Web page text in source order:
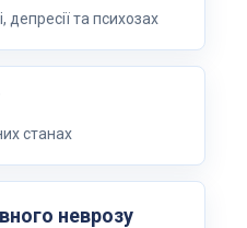
депресії та психозах
станах
неврозу